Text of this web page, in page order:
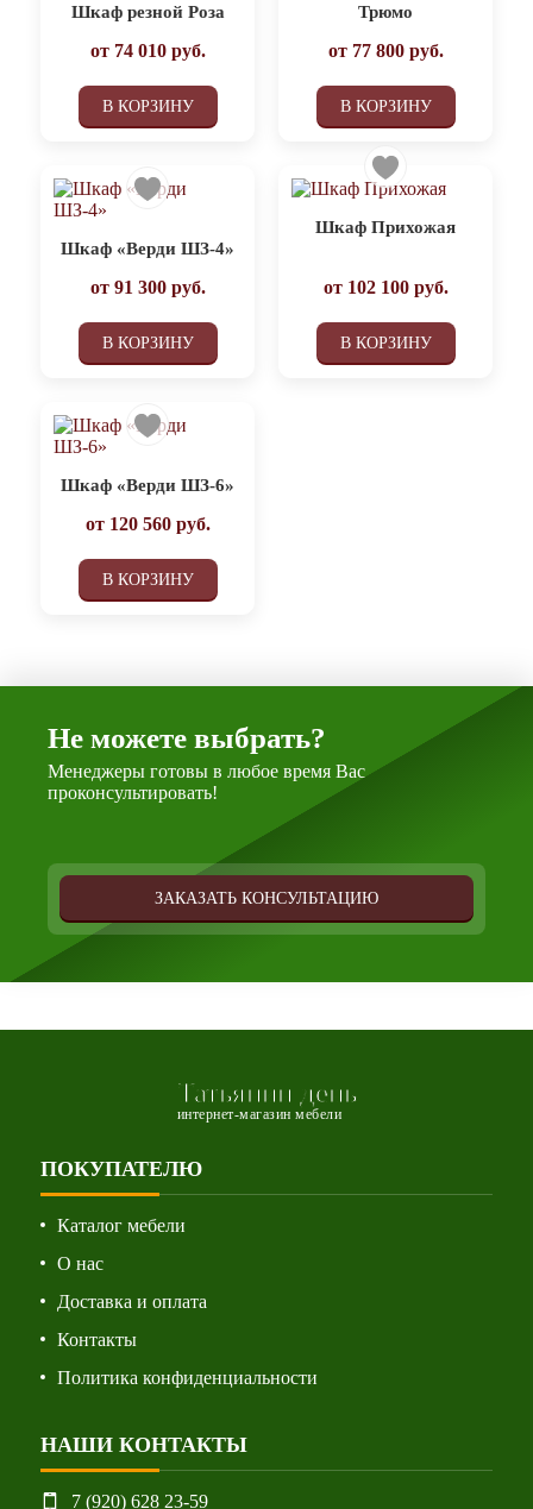
Шкаф резной Роза
от 74 010руб.
В КОРЗИНУ
Трюмо
от 77 800руб.
В КОРЗИНУ
Шкаф «Верди ШЗ-4»
от 91 300руб.
В КОРЗИНУ
Шкаф Прихожая
от 102 100руб.
В КОРЗИНУ
Шкаф «Верди ШЗ-6»
от 120 560руб.
В КОРЗИНУ
Не можете выбрать?
Менеджеры готовы в любое время Вас
проконсультировать!
ЗАКАЗАТЬ КОНСУЛЬТАЦИЮ
Татьянин день
интернет-магазин мебели
ПОКУПАТЕЛЮ
Каталог мебели
О нас
Доставка и оплата
Контакты
Политика конфиденциальности
НАШИ КОНТАКТЫ
7 (920) 628 23-59